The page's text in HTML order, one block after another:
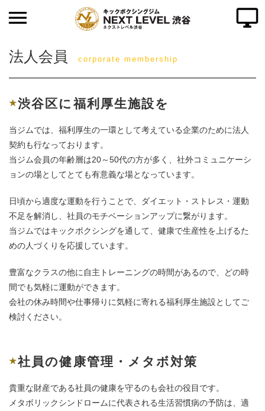
法人会員 corporate membership
渋谷区に福利厚生施設を
当ジムでは、福利厚生の一環として考えている企業のために法人
契約も行なっております。
当ジム会員の年齢層は20～50代の方が多く、社外コミュニケーシ
ョンの場としてとても有意義な場となっています。
日頃から適度な運動を行うことで、ダイエット・ストレス・運動
不足を解消し、社員のモチベーションアップに繋がります。
当ジムではキックボクシングを通して、健康で生産性を上げるた
めの人づくりを応援しています。
豊富なクラスの他に自主トレーニングの時間があるので、どの時
間でも気軽に運動ができます。
会社の休み時間や仕事帰りに気軽に寄れる福利厚生施設としてご
検討ください。
社員の健康管理・メタボ対策
貴重な財産である社員の健康を守るのも会社の役目です。
メタボリックシンドロームに代表される生活習慣病の予防は、適
代表挨拶
クラス紹介
料金のご案内
インストラクター
タイムテーブル
お問い合わせ
パーソナルレッスン
フォトギャラリー